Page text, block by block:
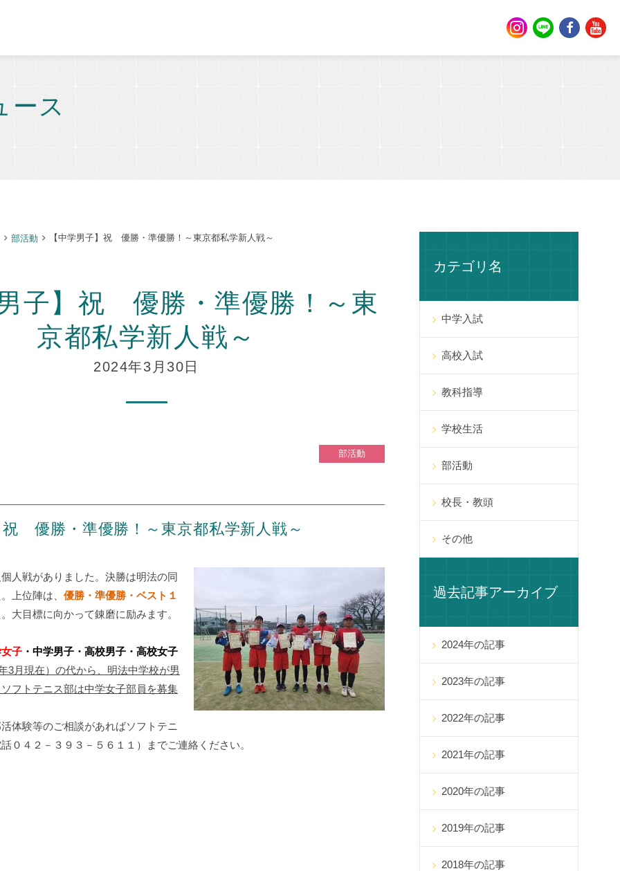
ース
部活動 【中学男子】祝 優勝・準優勝！～東京都私学新人戦～
子】祝 優勝・準優勝！～東
京都私学新人戦～
2024年3月30日
部活動
優勝・準優勝！～東京都私学新人戦～
人戦がありました。決勝は明法の同
上位陣は、 優勝・準優勝・ベスト１
大目標に向かって錬磨に励みます。
子 ・中学男子・高校男子・高校女子
3月現在）の代から、明法中学校が男
フトテニス部は中学女子部員を募集
体験等のご相談があればソフトテニ
０４２－３９３－５６１１）までご連絡ください。
カテゴリ名
中学入試
高校入試
教科指導
学校生活
部活動
校長・教頭
その他
過去記事アーカイブ
2024年の記事
2023年の記事
2022年の記事
2021年の記事
2020年の記事
2019年の記事
2018年の記事